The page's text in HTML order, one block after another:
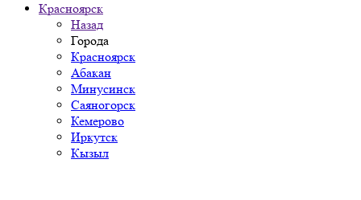
Красноярск
Назад
Города
Красноярск
Абакан
Минусинск
Саяногорск
Кемерово
Иркутск
Кызыл